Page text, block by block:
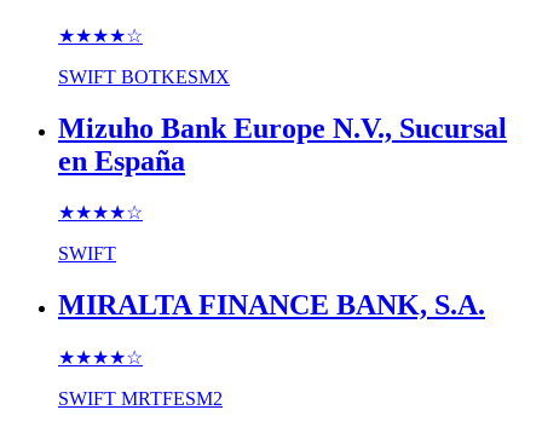
★★★★☆
SWIFT BOTKESMX
Mizuho Bank Europe N.V., Sucursal
en España
★★★★☆
SWIFT
MIRALTA FINANCE BANK, S.A.
★★★★☆
SWIFT MRTFESM2